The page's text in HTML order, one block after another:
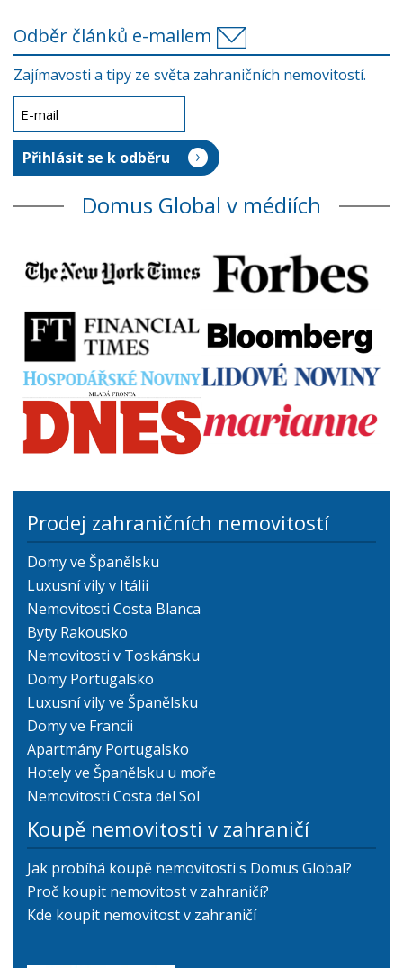
Odběr článků e-mailem
Zajímavosti a tipy ze světa zahraničních nemovitostí.
Domus Global v médiích
Prodej zahraničních nemovitostí
Domy ve Španělsku
Luxusní vily v Itálii
Nemovitosti Costa Blanca
Byty Rakousko
Nemovitosti v Toskánsku
Domy Portugalsko
Luxusní vily ve Španělsku
Domy ve Francii
Apartmány Portugalsko
Hotely ve Španělsku u moře
Nemovitosti Costa del Sol
Koupě nemovitosti v zahraničí
Jak probíhá koupě nemovitosti s Domus Global?
Proč koupit nemovitost v zahraničí?
Kde koupit nemovitost v zahraničí